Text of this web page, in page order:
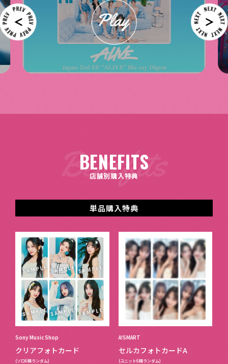
BENEFITS
店舗別購入特典
単品購入特典
Sony Music Shop
クリアフォトカード
(ソロ6種ランダム)
A!SMART
セルカフォトカードA
(ユニット6種ランダム)